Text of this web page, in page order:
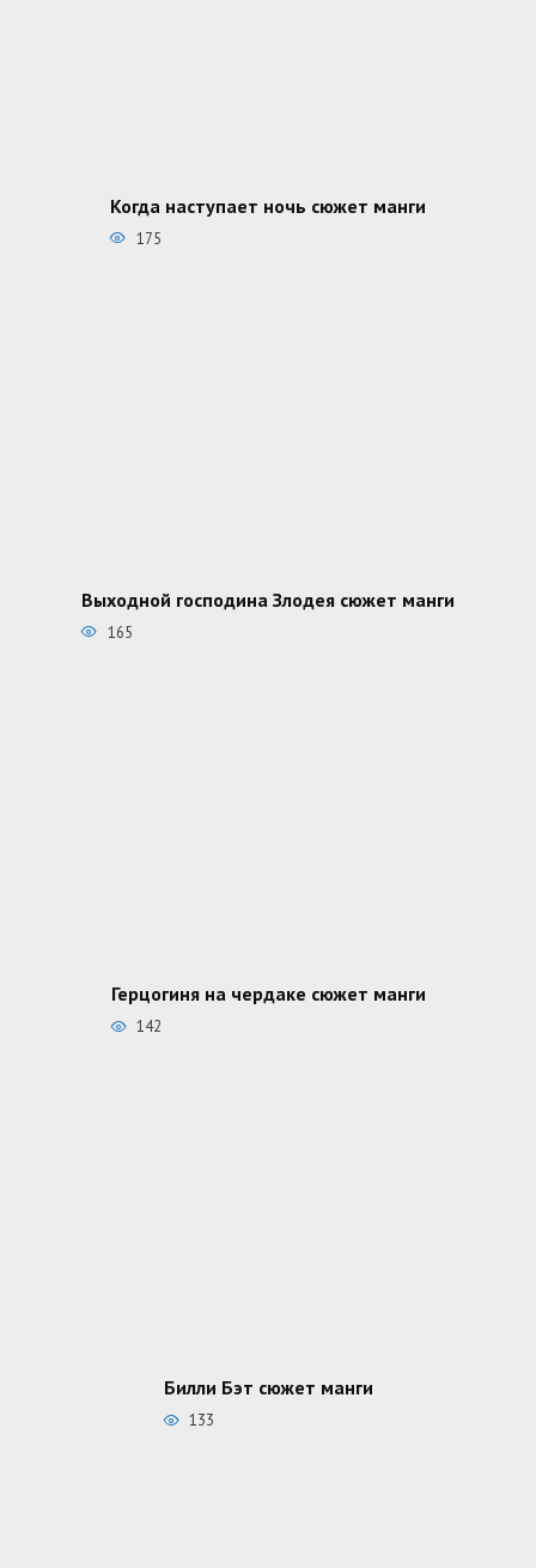
Когда наступает ночь сюжет манги
175
Выходной господина Злодея сюжет манги
165
Герцогиня на чердаке сюжет манги
142
Билли Бэт сюжет манги
133